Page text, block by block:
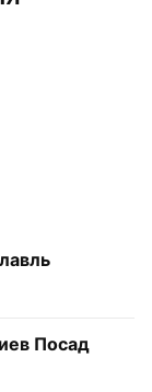
Посад